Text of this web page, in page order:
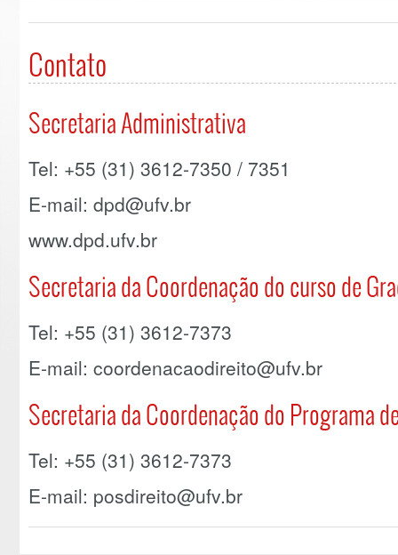
Contato
Secretaria Administrativa
Tel: +55 (31) 3612-7350 / 7351
E-mail: dpd@ufv.br
www.dpd.ufv.br
Secretaria da Coordenação do curso de
Tel: +55 (31) 3612-7373
E-mail: coordenacaodireito@ufv.br
Secretaria da Coordenação do Programa
Tel: +55 (31) 3612-7373
E-mail: posdireito@ufv.br